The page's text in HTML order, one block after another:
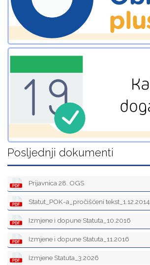
Posljednji dokumenti
Prijavnica 28. OGS
Statut_POK-a_pročišćeni tekst_1.12.2014
Izmjene i dopune Statuta_10.2016
Izmjene i dopune Statuta_11.2016
Izmjene Statuta_3.2026